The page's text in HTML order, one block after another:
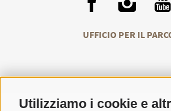
Utilizziamo i cookie e
UFFICIO PER IL